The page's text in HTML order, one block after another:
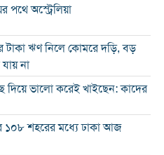
পথে অস্ট্রেলিয়া
টাকা ঋণ নিলে কোমরে দড়ি, বড়
না
দিয়ে ভালো করেই খাইছেন: কাদের
১০৮ শহরের মধ্যে ঢাকা আজ